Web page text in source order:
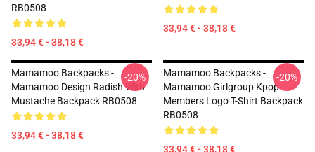
RB0508
33,94 € - 38,18 €
33,94 € - 38,18 €
Mamamoo Backpacks -
Mamamoo Design Radish With
Mustache Backpack RB0508
33,94 € - 38,18 €
-20%
Mamamoo Backpacks -
Mamamoo Girlgroup Kpop
Members Logo T-Shirt Backpack
RB0508
33,94 € - 38,18 €
-20%